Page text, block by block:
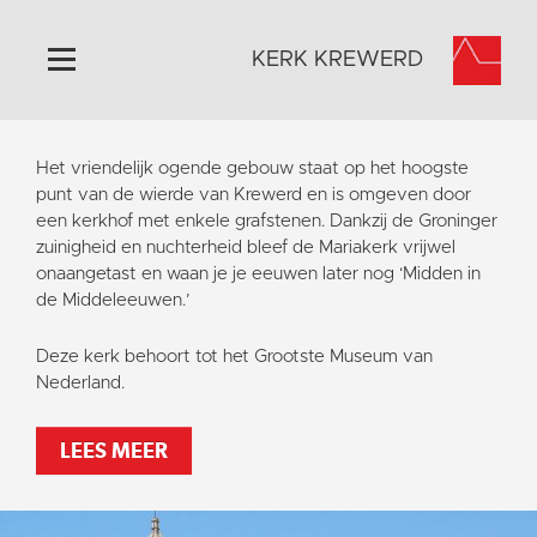
Home
Algemeen
Historie
Omgeving
Het Grootste Museum
Activiteiten
Steun ons
Contact
Vaktaal
KERK KREWERD
Het vriendelijk ogende gebouw staat op het hoogste
punt van de wierde van Krewerd en is omgeven door
een kerkhof met enkele grafstenen. Dankzij de Groninger
zuinigheid en nuchterheid bleef de Mariakerk vrijwel
onaangetast en waan je je eeuwen later nog ‘Midden in
de Middeleeuwen.’
Deze kerk behoort tot het Grootste Museum van
Nederland.
LEES MEER